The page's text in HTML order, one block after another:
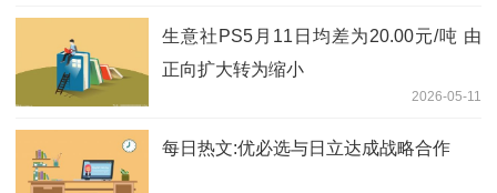
生意社PS5月11日均差为20.00元/吨 由
正向扩大转为缩小
2026-05-11
每日热文:优必选与日立达成战略合作